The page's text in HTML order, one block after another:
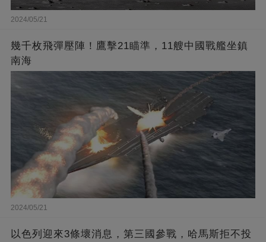
2024/05/21
幾千枚飛彈壓陣！鷹擊21瞄準，11艘中國戰艦坐鎮
南海
2024/05/21
以色列迎來3條壞消息，第三國參戰，哈馬斯拒不投